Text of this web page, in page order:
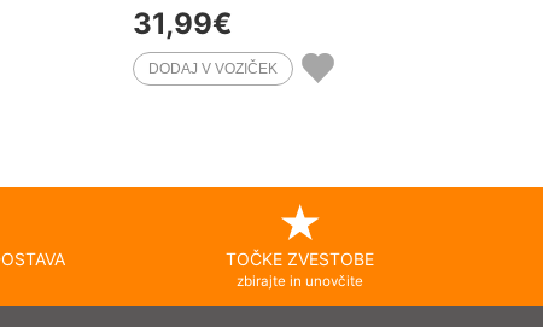
31,99€
TOČKE ZVESTOBE
zbirajte in unovčite